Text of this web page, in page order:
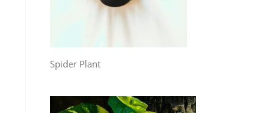
Spider Plant